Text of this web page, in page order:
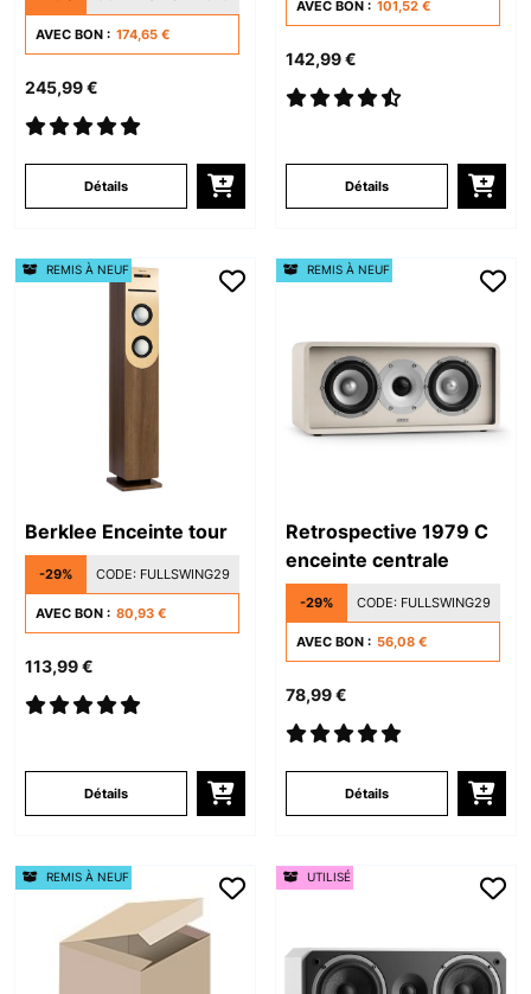
AVEC BON : 174,65 €
245,99 €
Détails
AVEC BON : 101,52 €
142,99 €
Détails
Berklee Enceinte tour
-29% CODE: FULLSWING29
AVEC BON : 80,93 €
113,99 €
Détails
REMIS À NEUF
Retrospective 1979 C
enceinte centrale
-29% CODE: FULLSWING29
AVEC BON : 56,08 €
78,99 €
Détails
REMIS À NEUF
REMIS À NEUF UTILISÉ